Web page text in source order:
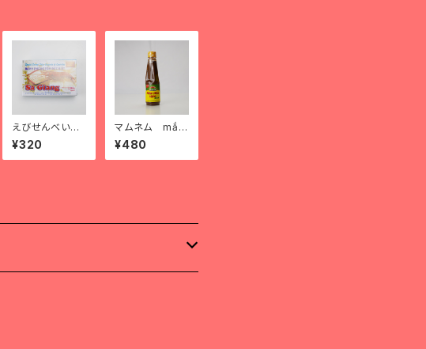
えびせんべい
bánh phồng t
ôm
¥320
マムネム mắm
nêm thuận ph
át
¥480